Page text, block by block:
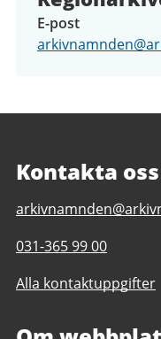
E-post
Kontakta oss
E-
till
Regionarkivet
Telefonnummer
Regionarkivet
031-365 99 00
Alla kontaktuppgifter